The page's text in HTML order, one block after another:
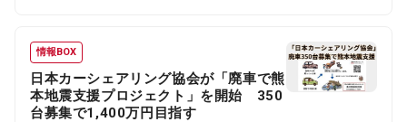
情報BOX
日本カーシェアリング協会が「廃車で熊
本地震支援プロジェクト」を開始 350
台募集で1,400万円目指す